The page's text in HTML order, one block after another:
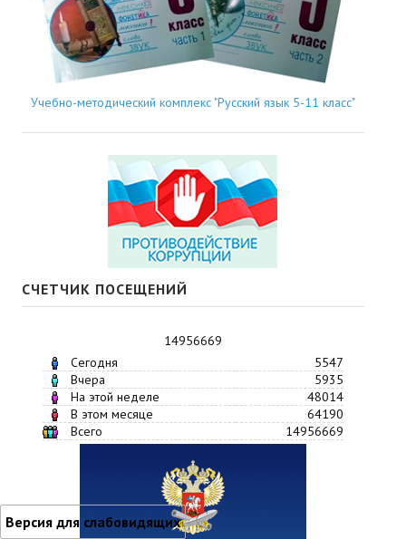
Учебно-методический комплекс "Русский язык 5-11 класс"
СЧЕТЧИК ПОСЕЩЕНИЙ
14956669
Сегодня
5547
Вчера
5935
На этой неделе
48014
В этом месяце
64190
Всего
14956669
Версия для слабовидящих